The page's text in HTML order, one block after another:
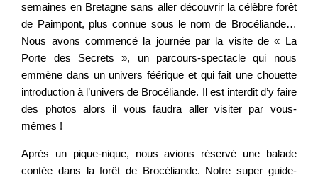
semaines en Bretagne sans aller découvrir la célèbre forêt
de Paimpont, plus connue sous le nom de Brocéliande…
Nous avons commencé la journée par la visite de « La
Porte des Secrets », un parcours-spectacle qui nous
emmène dans un univers féérique et qui fait une chouette
introduction à l’univers de Brocéliande. Il est interdit d’y faire
des photos alors il vous faudra aller visiter par vous-
mêmes !
Après un pique-nique, nous avions réservé une balade
contée dans la forêt de Brocéliande. Notre super guide-